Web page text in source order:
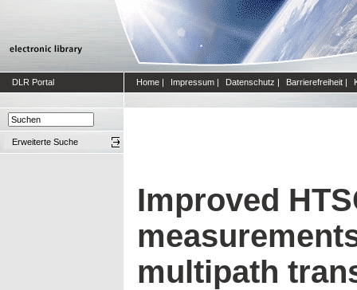
DLR Portal Home | Impressum | Datenschutz | Barrierefreiheit |
Erweiterte Suche
Improved
multipath